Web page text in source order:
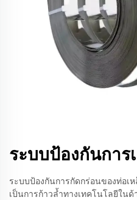
ระบบป้องกันการ
ระบบป้องกันการกัดกร่อนของท่อเ
เป็นการก้าวล้ำทางเทคโนโลยีใน